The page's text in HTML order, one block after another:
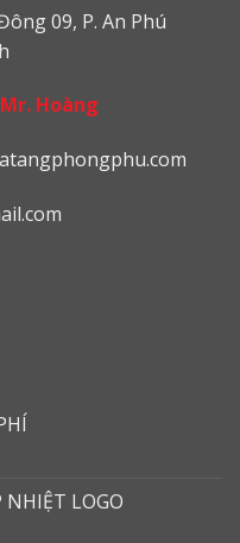
09, P. An Phú
Mr. Hoàng
NHIỆT LOGO